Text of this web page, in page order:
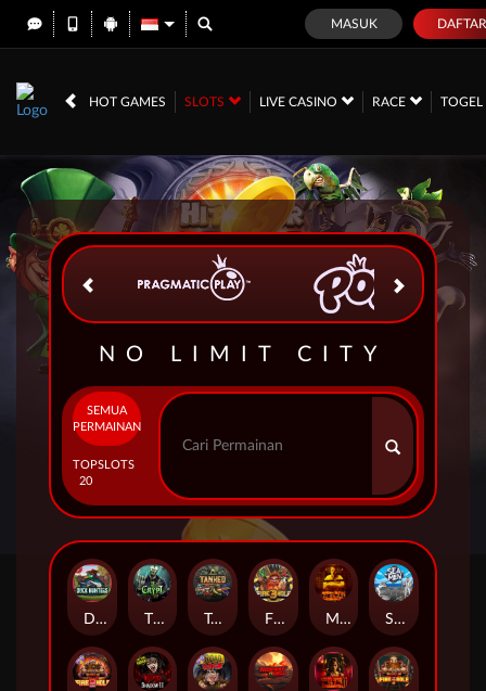
MASUK DAFTAR
HOT GAMES SLOTS LIVE CASINO RACE TOGEL
IDR
NO LIMIT CITY
SEMUA
PERMAINAN
TOP
20
SLOTS
Seamen
Duck Hunters Fire in the Hole 3 Mental
The Crypt Tanked